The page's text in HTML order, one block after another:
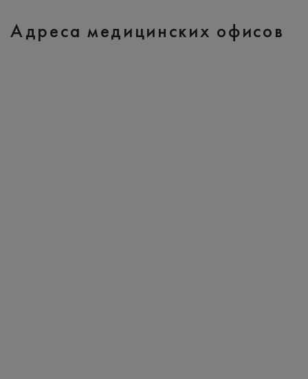
Адреса медицинских офисов